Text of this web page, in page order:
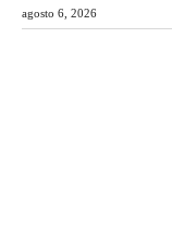
agosto 6, 2026